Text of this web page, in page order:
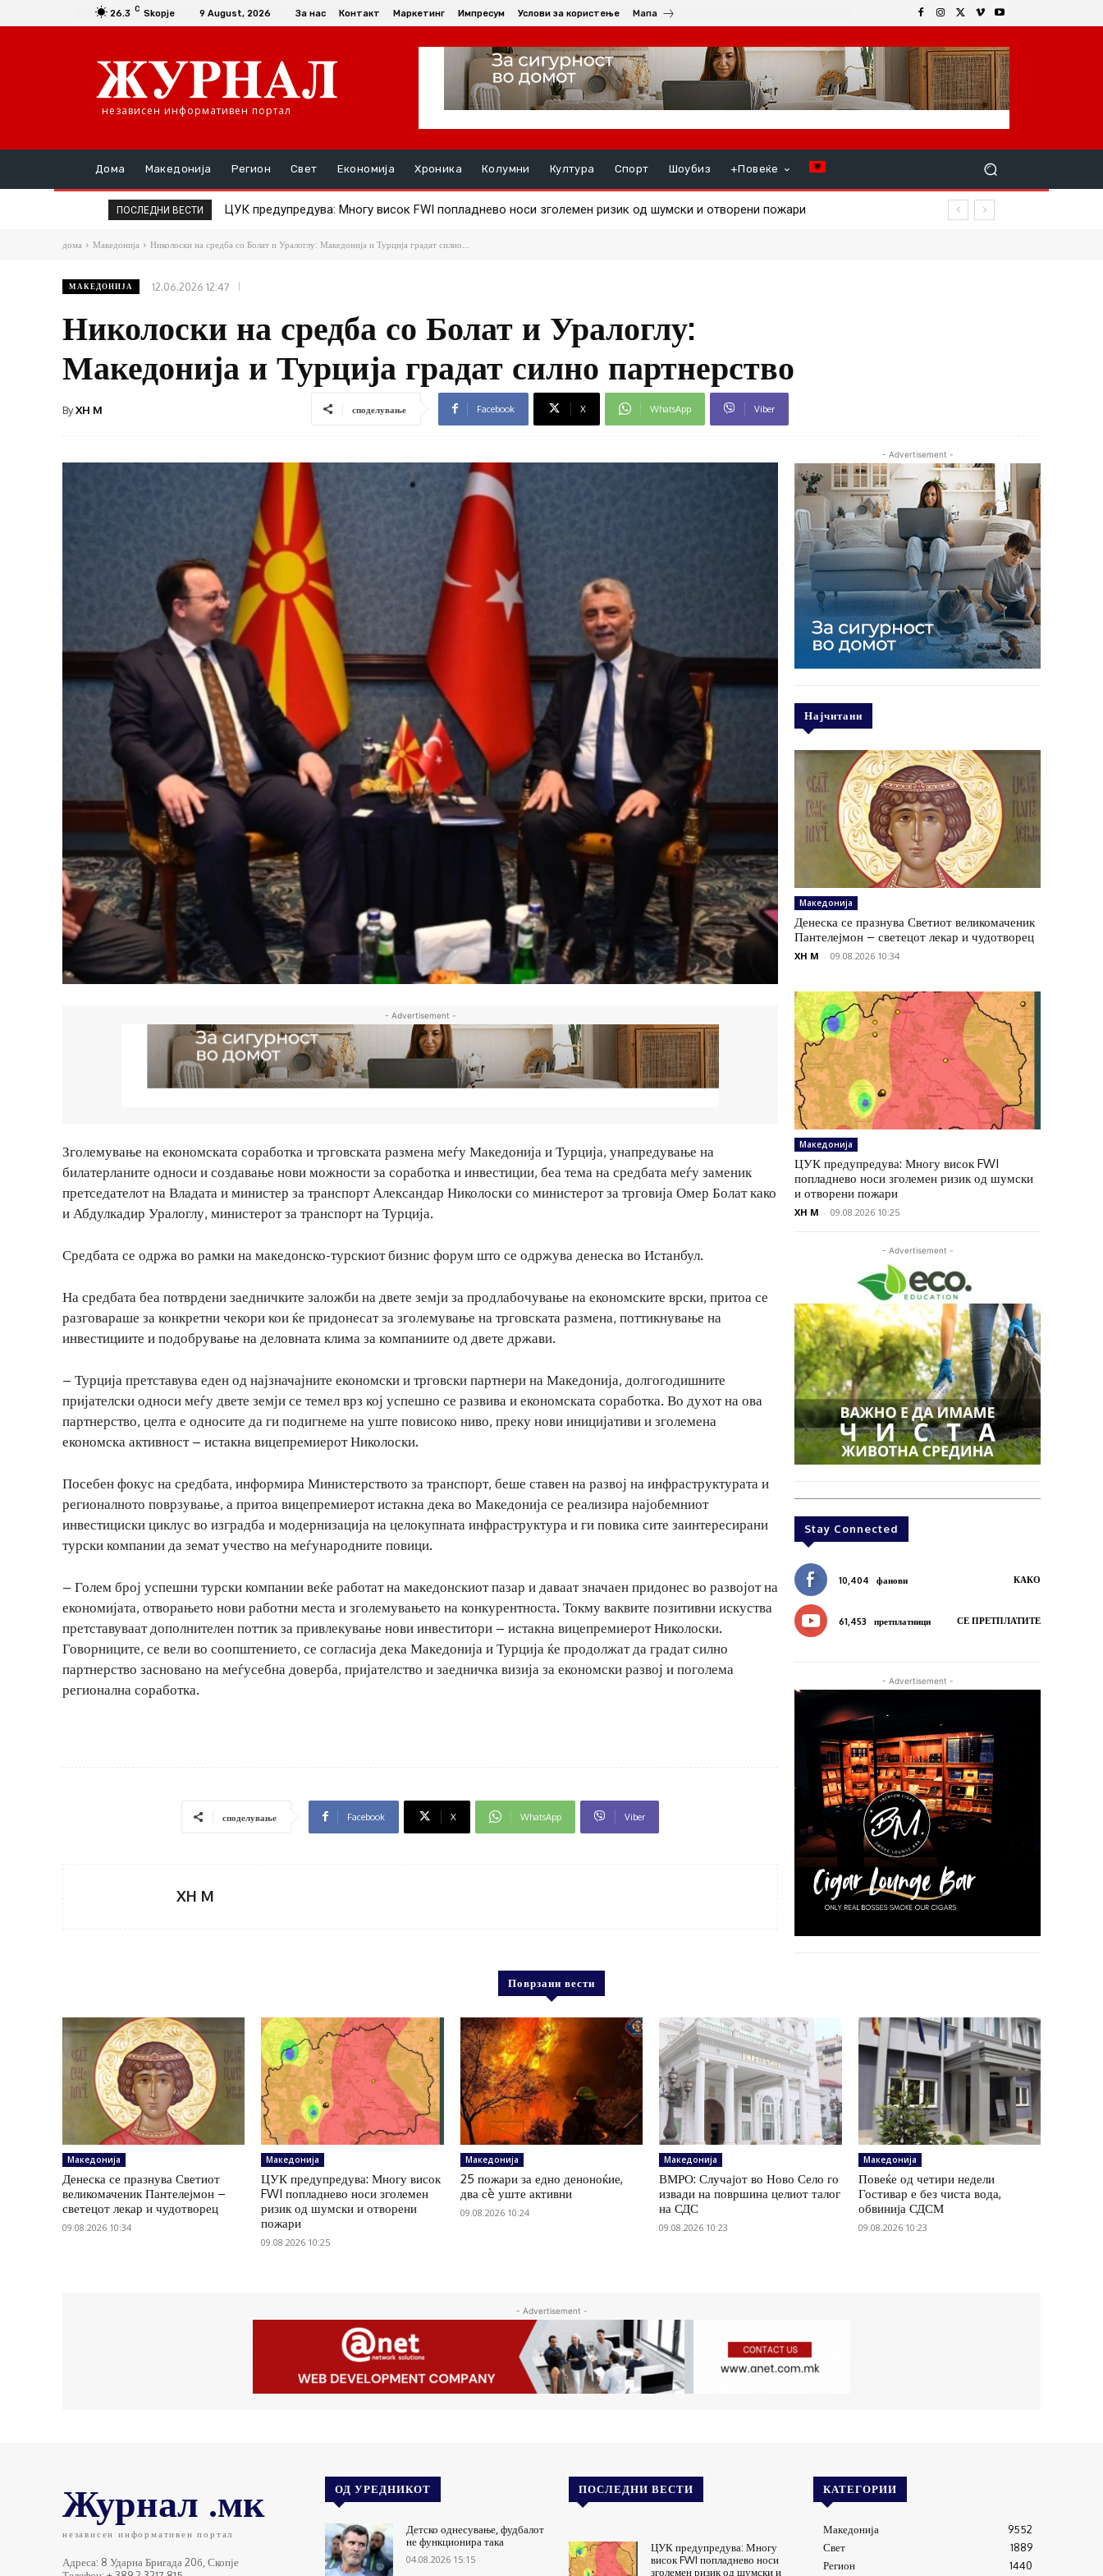
26.3 C Skopje 9 August, 2026 За нас Контакт Маркетинг Импресум Услови за користење Мапа
независен информативен портал
Дома Македонија Регион Свет Економија Хроника Колумни Култура Спорт Шоубиз +Повеќе
ПОСЛЕДНИ ВЕСТИ ЦУК предупредува: Многу висок FWI попладнево носи зголемен ризик од шумски и отворени пожари
25 пожари за едно деноноќие, два сè уште активни
дома Македонија Николоски на средба со Болат и Уралоглу: Македонија и Турција градат силно...
МАКЕДОНИЈА 12.06.2026 12:47
Николоски на средба со Болат и Уралоглу:
Македонија и Турција градат силно партнерство
ByXH M споделување Facebook X WhatsApp Viber
- Advertisement -
Зголемување на економската соработка и трговската размена меѓу Македонија и Турција, унапредување на
билатерланите односи и создавање нови можности за соработка и инвестиции, беа тема на средбата меѓу заменик
претседателот на Владата и министер за транспорт Александар Николоски со министерот за трговија Омер Болат како
и Абдулкадир Уралоглу, министерот за транспорт на Турција.
Средбата се одржа во рамки на македонско-турскиот бизнис форум што се одржува денеска во Истанбул.
На средбата беа потврдени заедничките заложби на двете земји за продлабочување на економските врски, притоа се
разговараше за конкретни чекори кои ќе придонесат за зголемување на трговската размена, поттикнување на
инвестициите и подобрување на деловната клима за компаниите од двете држави.
– Турција претставува еден од најзначајните економски и трговски партнери на Македонија, долгогодишните
пријателски односи меѓу двете земји се темел врз кој успешно се развива и економската соработка. Во духот на ова
партнерство, целта е односите да ги подигнеме на уште повисоко ниво, преку нови иницијативи и зголемена
економска активност – истакна вицепремиерот Николоски.
Посебен фокус на средбата, информира Министерството за транспорт, беше ставен на развој на инфраструктурата и
регионалното поврзување, а притоа вицепремиерот истакна дека во Македонија се реализира најобемниот
инвестициски циклус во изградба и модернизација на целокупната инфраструктура и ги повика сите заинтересирани
турски компании да земат учество на меѓународните повици.
– Голем број успешни турски компании веќе работат на македонскиот пазар и даваат значаен придонес во развојот на
економијата, отворањето нови работни места и зголемувањето на конкурентноста. Токму ваквите позитивни искуства
претставуваат дополнителен поттик за привлекување нови инвеститори – истакна вицепремиерот Николоски.
Говорниците, се вели во соопштението, се согласија дека Македонија и Турција ќе продолжат да градат силно
партнерство засновано на меѓусебна доверба, пријателство и заедничка визија за економски развој и поголема
регионална соработка.
споделување Facebook X WhatsApp Viber
XH M
- Advertisement -
Најчитани
Македонија
Денеска се празнува Светиот великомаченик
Пантелејмон – светецот лекар и чудотворец
XH M - 09.08.2026 10:34
Македонија
ЦУК предупредува: Многу висок FWI
попладнево носи зголемен ризик од шумски
и отворени пожари
XH M - 09.08.2026 10:25
- Advertisement -
Stay Connected
10,404 фанови КАКО
61,453 претплатници СЕ ПРЕТПЛАТИТЕ
- Advertisement -
Поврзани вести
Македонија
Денеска се празнува Светиот
великомаченик Пантелејмон –
светецот лекар и чудотворец
09.08.2026 10:34
Македонија
ЦУК предупредува: Многу висок
FWI попладнево носи зголемен
ризик од шумски и отворени
пожари
09.08.2026 10:25
Македонија
25 пожари за едно деноноќие,
два сè уште активни
09.08.2026 10:24
Македонија
ВМРО: Случајот во Ново Село го
извади на површина целиот талог
на СДС
09.08.2026 10:23
Македонија
Повеќе од четири недели
Гостивар е без чиста вода,
обвинија СДСМ
09.08.2026 10:23
- Advertisement -
Журнал .мк
независен информативен портал
Адреса: 8 Ударна Бригада 20б, Скопје
ОД УРЕДНИКОТ
Детско однесување, фудбалот
не функционира така
04.08.2026 15:15
ПОСЛЕДНИ ВЕСТИ
ЦУК предупредува: Многу
висок FWI попладнево носи
зголемен ризик од шумски и
КАТЕГОРИИ
Македонија
9552
Свет
1889
Регион
1440